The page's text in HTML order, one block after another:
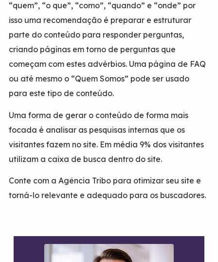
“quem”, “o que”, “como”, “quando” e “onde” por
isso uma recomendação é preparar e estruturar
parte do conteúdo para responder perguntas,
criando páginas em torno de perguntas que
começam com estes advérbios. Uma página de FAQ
ou até mesmo o “Quem Somos” pode ser usado
para este tipo de conteúdo.
Uma forma de gerar o conteúdo de forma mais
focada é analisar as pesquisas internas que os
visitantes fazem no site. Em média 9% dos visitantes
utilizam a caixa de busca dentro do site.
Conte com a Agência Tribo para otimizar seu site e
torná-lo relevante e adequado para os buscadores.